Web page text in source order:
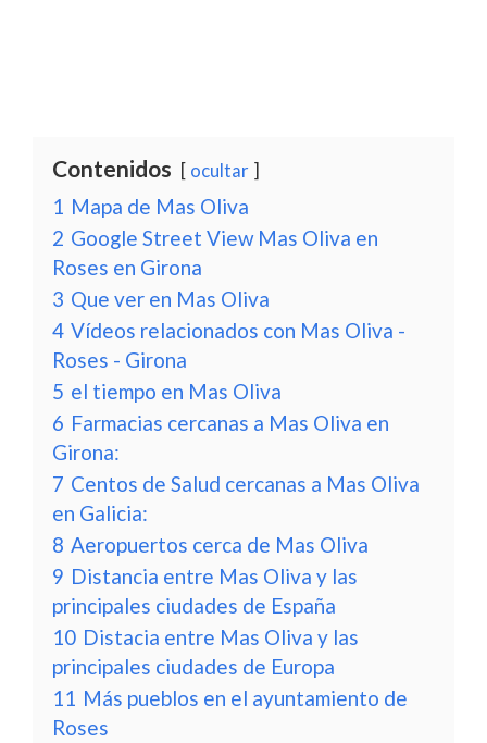
Contenidos ocultar
1 Mapa de Mas Oliva
2 Google Street View Mas Oliva en
Roses en Girona
3 Que ver en Mas Oliva
4 Vídeos relacionados con Mas Oliva -
Roses - Girona
5 el tiempo en Mas Oliva
6 Farmacias cercanas a Mas Oliva en
Girona:
7 Centos de Salud cercanas a Mas Oliva
en Galicia:
8 Aeropuertos cerca de Mas Oliva
9 Distancia entre Mas Oliva y las
principales ciudades de España
10 Distacia entre Mas Oliva y las
principales ciudades de Europa
11 Más pueblos en el ayuntamiento de
Roses